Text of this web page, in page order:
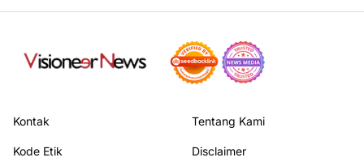
Kontak Tentang Kami
Kode Etik Disclaimer